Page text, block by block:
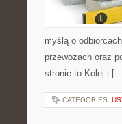
myślą o
przewozach oraz
stronie to Kolej i
CATEGORIES: